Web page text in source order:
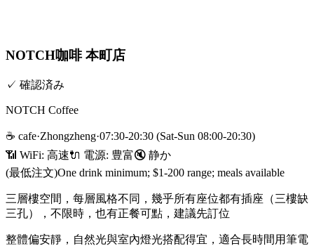
NOTCH咖啡 本町店
✓ 確認済み
NOTCH Coffee
☕ cafe·Zhongzheng·07:30-20:30 (Sat-Sun 08:00-20:30)
📶 WiFi: 高速🔌 電源: 豊富🔇 静か
(最低注文)One drink minimum; $1-200 range; meals available
三層樓空間，每層風格不同，幾乎所有座位都有插座（三樓缺
三孔），不限時，也有正餐可點，建議先訂位
整體偏安靜，自然光與室內燈光搭配得宜，適合長時間用筆電